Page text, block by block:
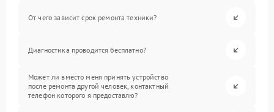
От чего зависит срок ремонта техники?
Диагностика проводится бесплатно?
Может ли вместо меня принять устройство
после ремонта другой человек, контактный
телефон которого я предоставлю?